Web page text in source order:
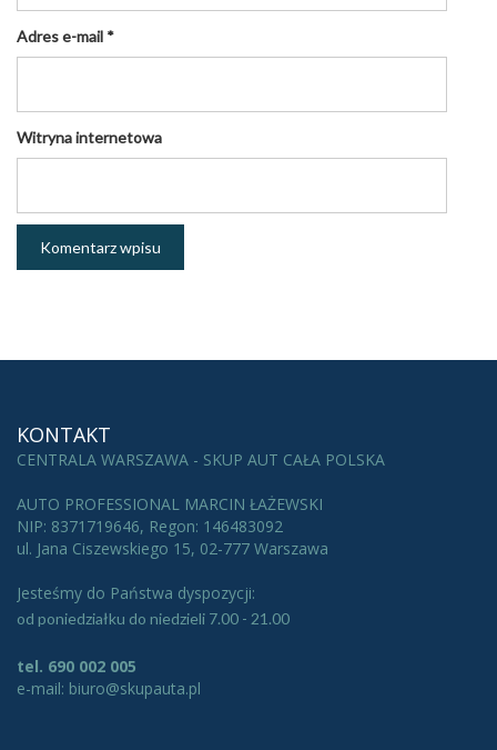
Adres e-mail *
Witryna internetowa
KONTAKT
CENTRALA WARSZAWA - SKUP AUT CAŁA POLSKA
AUTO PROFESSIONAL MARCIN ŁAŻEWSKI
NIP: 8371719646, Regon: 146483092
ul. Jana Ciszewskiego 15, 02-777 Warszawa
Jesteśmy do Państwa dyspozycji:
od poniedziałku do niedzieli 7.00 - 21.00
tel. 690 002 005
e-mail: biuro@skupauta.pl